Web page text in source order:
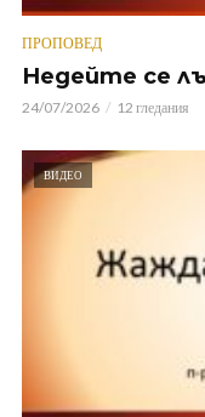
ПРОПОВЕД
Недейте се
24/07/2026 12 гледания
ВИДЕО